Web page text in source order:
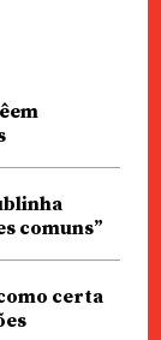
comuns”
certa